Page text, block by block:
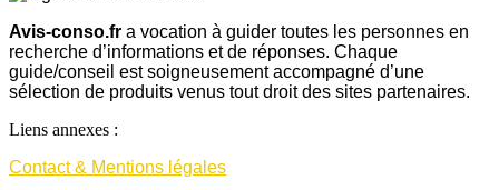
Avis-conso.fr a vocation à guider toutes les personnes en
recherche d’informations et de réponses. Chaque
guide/conseil est soigneusement accompagné d’une
sélection de produits venus tout droit des sites partenaires.
Liens annexes :
Contact & Mentions légales